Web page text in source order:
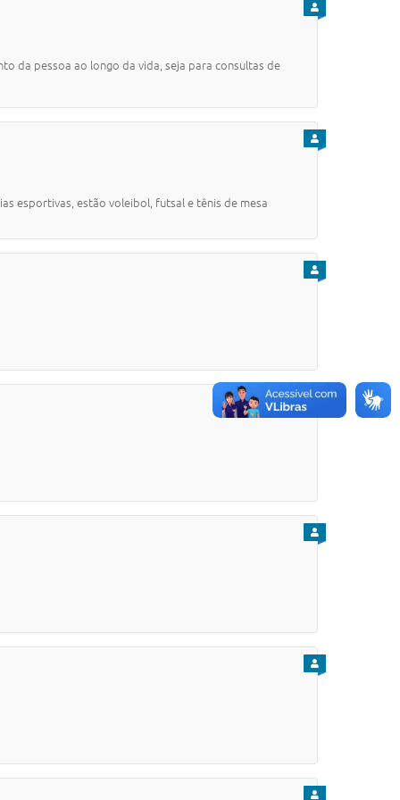
da pessoa ao longo da vida, seja para consultas de
PARA CIDADÃO
esportivas, estão voleibol, futsal e tênis de mesa
PARA CIDADÃO
PARA CIDADÃO
PARA CIDADÃO
PARA CIDADÃO
PARA CIDADÃO
PARA CIDADÃO